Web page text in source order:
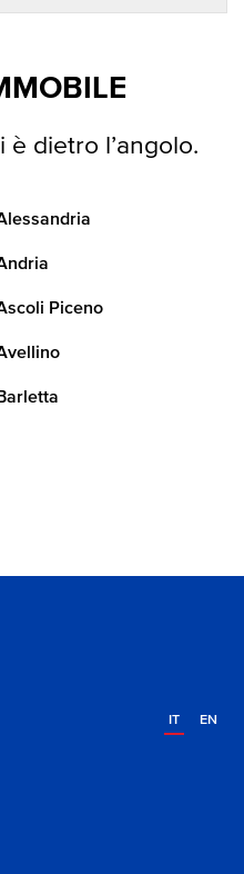
è dietro l’angolo.
Piceno
Barletta
IT EN